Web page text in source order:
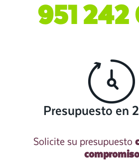
951
Presupuesto en
Solicite su presupuesto
compromiso